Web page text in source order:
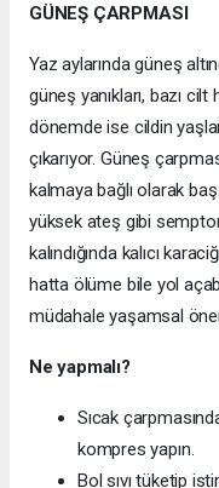
GÜNEŞ ÇARPMASI
Yaz aylarında güneş
güneş yanıkları, bazı cilt
dönemde ise cildin
çıkarıyor. Güneş
kalmaya bağlı olarak baş
yüksek ateş gibi
kalındığında kalıcı
hatta ölüme bile yol
müdahale yaşamsal
Ne yapmalı?
Sıcak
kompres yapın.
Bol sıvı tüketip